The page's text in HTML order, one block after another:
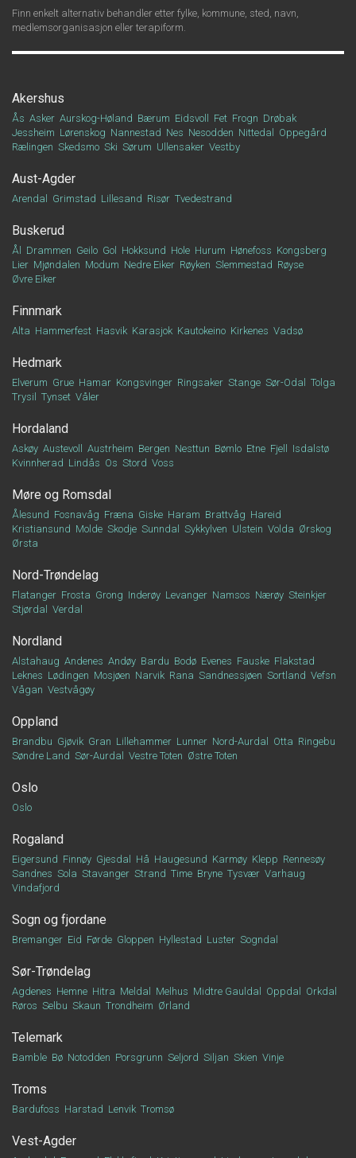
Finn enkelt alternativ behandler etter fylke, kommune, sted, navn,
medlemsorganisasjon eller terapiform.
Akershus
Ås Asker Aurskog-Høland Bærum Eidsvoll Fet Frogn Drøbak
Jessheim Lørenskog Nannestad Nes Nesodden Nittedal
Oppegård
Rælingen Skedsmo Ski Sørum Ullensaker Vestby
Aust-Agder
Arendal Grimstad Lillesand Risør Tvedestrand
Buskerud
Ål Drammen Geilo Gol Hokksund Hole Hurum Hønefoss Kongsberg
Lier Mjøndalen Modum Nedre Eiker Røyken Slemmestad Røyse
Øvre Eiker
Finnmark
Alta Hammerfest Hasvik Karasjok Kautokeino Kirkenes Vadsø
Hedmark
Elverum Grue Hamar Kongsvinger Ringsaker Stange Sør-Odal
Tolga
Trysil
Tynset Våler
Hordaland
Askøy Austevoll Austrheim Bergen Nesttun Bømlo Etne Fjell
Isdalstø
Kvinnherad Lindås Os Stord Voss
Møre og Romsdal
Ålesund Fosnavåg Fræna Giske Haram Brattvåg Hareid
Kristiansund Molde Skodje Sunndal Sykkylven Ulstein Volda Ørskog
Ørsta
Nord-Trøndelag
Flatanger Frosta Grong Inderøy Levanger Namsos Nærøy Steinkjer
Stjørdal
Verdal
Nordland
Alstahaug Andenes Andøy Bardu Bodø Evenes Fauske Flakstad
Leknes Lødingen Mosjøen Narvik Rana Sandnessjøen Sortland Vefsn
Vågan Vestvågøy
Oppland
Brandbu Gjøvik Gran Lillehammer Lunner Nord-Aurdal Otta Ringebu
Søndre Land Sør-Aurdal Vestre Toten Østre Toten
Oslo
Oslo
Rogaland
Eigersund Finnøy Gjesdal Hå Haugesund Karmøy Klepp Rennesøy
Sandnes Sola Stavanger Strand Time Bryne Tysvær Varhaug
Vindafjord
Sogn og fjordane
Bremanger Eid Førde Gloppen Hyllestad Luster Sogndal
Sør-Trøndelag
Agdenes Hemne Hitra Meldal Melhus Midtre Gauldal Oppdal
Orkdal
Røros Selbu Skaun Trondheim Ørland
Telemark
Bamble Bø Notodden Porsgrunn Seljord Siljan Skien Vinje
Troms
Bardufoss Harstad Lenvik Tromsø
Vest-Agder